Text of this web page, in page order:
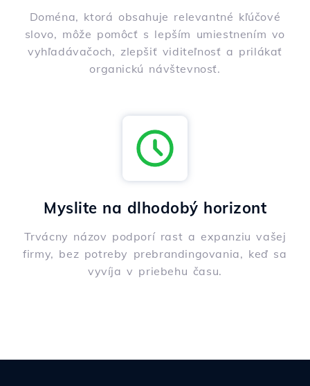
Doména, ktorá obsahuje relevantné kľúčové
slovo, môže pomôcť s lepším umiestnením vo
vyhľadávačoch, zlepšiť viditeľnosť a prilákať
organickú návštevnosť.
Myslite na dlhodobý horizont
Trvácny názov podporí rast a expanziu vašej
firmy, bez potreby prebrandingovania, keď sa
vyvíja v priebehu času.